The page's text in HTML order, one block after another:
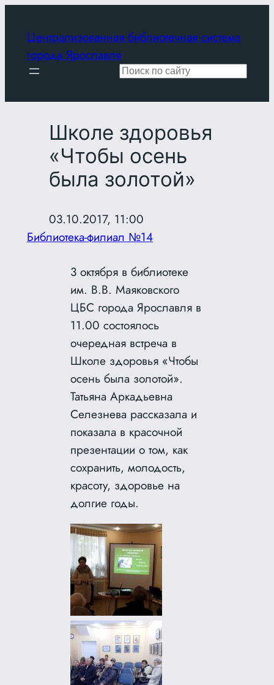
содержимому
Централизованная библиотечная система
города Ярославля
Поиск
Школе здоровья
«Чтобы осень
была золотой»
03.10.2017, 11:00
Библиотека-филиал №14
3 октября в библиотеке
им. В.В. Маяковского
ЦБС города Ярославля в
11.00 состоялось
очередная встреча в
Школе здоровья «Чтобы
осень была золотой».
Татьяна Аркадьевна
Селезнева рассказала и
показала в красочной
презентации о том, как
сохранить, молодость,
красоту, здоровье на
долгие годы.